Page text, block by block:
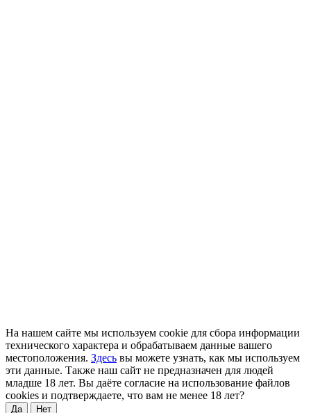
На нашем сайте мы используем cookie для сбора информации
технического характера и обрабатываем данные вашего
местоположения. Здесь вы можете узнать, как мы используем
эти данные. Также наш сайт не предназначен для людей
младше 18 лет. Вы даёте согласие на использование файлов
cookies и подтверждаете, что вам не менее 18 лет?
Да Нет